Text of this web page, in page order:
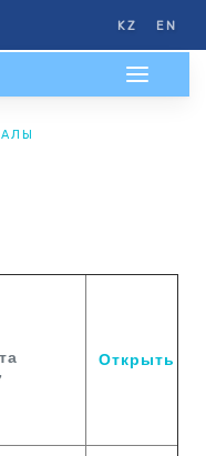
KZ EN
Открыть